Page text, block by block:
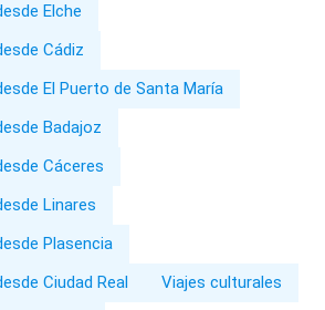
Elche
Cádiz
El Puerto de Santa María
Badajoz
Cáceres
Linares
Plasencia
Ciudad Real
Viajes culturales